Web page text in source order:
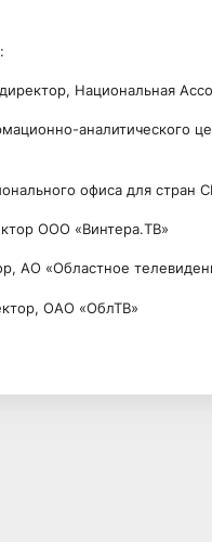
Национальная
аналитического
офиса для
ООО «Винтера.ТВ»
АО «Областное
ОАО «ОблТВ»